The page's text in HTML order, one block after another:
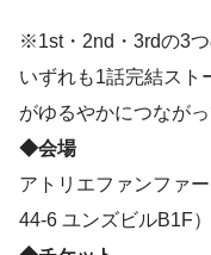
※1st・2nd・3rdの3つ
いずれも1話完結スト
がゆるやかにつながっ
◆会場
アトリエファンファ
44-6 ユンズビルB1F）